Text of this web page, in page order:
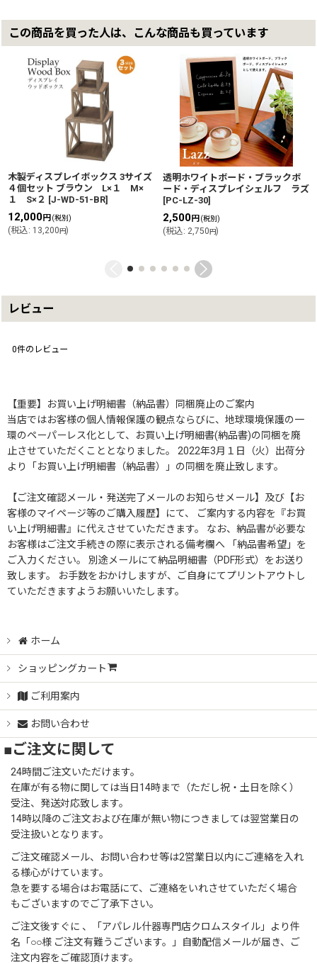
この商品を買った人は、こんな商品も買っています
木製ディスプレイボックス 3サイズ
４個セット ブラウン L×１ M×
１ S×２ [J-WD-51-BR]
12,000円 (税別)
(税込: 13,200円)
透明ホワイトボード・ブラックボ
ード・ディスプレイシェルフ ラズ
[PC-LZ-30]
2,500円(税別)
(税込: 2,750円)
レビュー
0件のレビュー
【重要】お買い上げ明細書（納品書）同梱廃止のご案内
当店ではお客様の個人情報保護の観点ならびに、地球環境保護の一
環のペーパーレス化として、お買い上げ明細書(納品書)の同梱を廃
止させていただくこととなりました。 2022年3月１日（火）出荷分
より「お買い上げ明細書（納品書）」の同梱を廃止致します。
【ご注文確認メール・発送完了メールのお知らせメール】及び【お
客様のマイページ等のご購入履歴】にて、 ご案内する内容を『お買
い上げ明細書』に代えさせていただきます。 なお、納品書が必要な
お客様はご注文手続きの際に表示される備考欄へ 「納品書希望」を
ご入力ください。 別途メールにて納品明細書（PDF形式）をお送り
致します。 お手数をおかけしますが、ご自身にてプリントアウトし
ていただきますようお願いいたします。
ホーム
ショッピングカート
ご利用案内
お問い合わせ
■ご注文に関して
24時間ご注文いただけます。
在庫が有る物に関しては当日14時まで（ただし祝・土日を除く）
受注、発送対応致します。
14時以降のご注文および在庫が無い物につきましては翌営業日の
受注扱いとなります。
ご注文確認メール、お問い合わせ等は2営業日以内にご連絡を入れ
る様心がけています。
急を要する場合はお電話にて、ご連絡をいれさせていただく場合
もございますのでご了承下さい。
ご注文後すぐに 、「アパレル什器専門店クロムスタイル」より件
名「○○様 ご注文有難うございます。」自動配信メールが届き、ご
注文内容をご確認頂けます。